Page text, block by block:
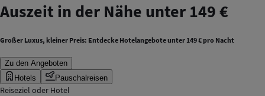
Auszeit in der Nähe unter 149 €
Großer Luxus, kleiner Preis: Entdecke Hotelangebote unter 149 € pro Nacht
Zu den Angeboten
Hotels
Pauschalreisen
Reiseziel oder Hotel